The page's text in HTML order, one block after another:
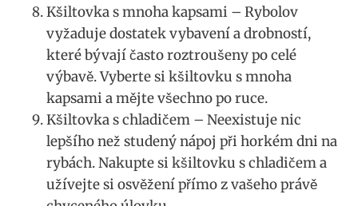
Kšiltovka s mnoha kapsami ⁤– ⁤Rybolov
vyžaduje dostatek vybavení a drobností,
které bývají často roztroušeny ⁣po celé
výbavě.‍ Vyberte si kšiltovku s mnoha
⁣kapsami a mějte⁤ všechno ⁤po ruce.
Kšiltovka s chladičem – Neexistuje nic
lepšího než studený nápoj při horkém dni na
rybách. ⁢Nakupte ‌si kšiltovku s chladičem a
užívejte si osvěžení přímo z vašeho ‍právě